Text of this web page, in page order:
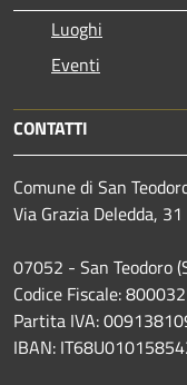
Luoghi
Eventi
CONTATTI
Comune di San
Via Grazia Deledda, 31
07052 - San Teodoro
Codice Fiscale:
Partita IVA:
IBAN: